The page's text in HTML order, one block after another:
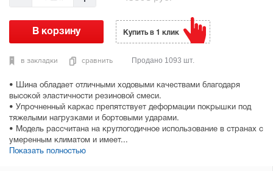
• Шина обладает отличными ходовыми качествами благодаря
высокой эластичности резиновой смеси.
• Упрочненный каркас препятствует деформации покрышки под
тяжелыми нагрузками и бортовыми ударами.
• Модель рассчитана на круглогодичное использование в странах с
умеренным климатом и имеет...
Показать полностью
в закладки сравнить
Купить в 1 клик
Продано 1093 шт.